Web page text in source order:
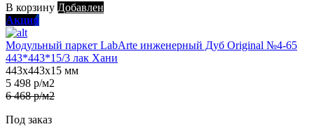
В корзину Добавлен
Акция
Модульный паркет LabArte инженерный Дуб Original №4-65
443*443*15/3 лак Хани
443х443х15 мм
5 498 р/м2
6 468 р/м2
Под заказ